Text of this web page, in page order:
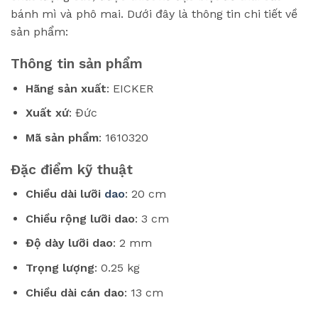
bánh mì và phô mai. Dưới đây là thông tin chi tiết về
sản phẩm:
Thông tin sản phẩm
Hãng sản xuất: EICKER
Xuất xứ: Đức
Mã sản phẩm: 1610320
Đặc điểm kỹ thuật
Chiều dài lưỡi dao: 20 cm
Chiều rộng lưỡi dao: 3 cm
Độ dày lưỡi dao: 2 mm
Trọng lượng: 0.25 kg
Chiều dài cán dao: 13 cm